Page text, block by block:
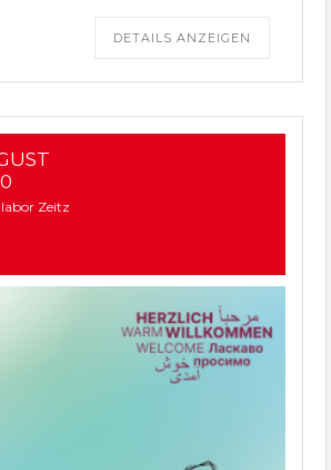
DETAILS ANZEIGEN
Zeitz